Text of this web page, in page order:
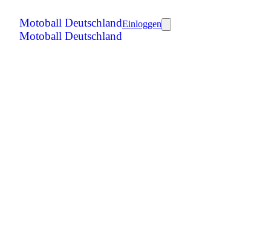
Motoball Deutschland
Motoball Deutschland
Einloggen